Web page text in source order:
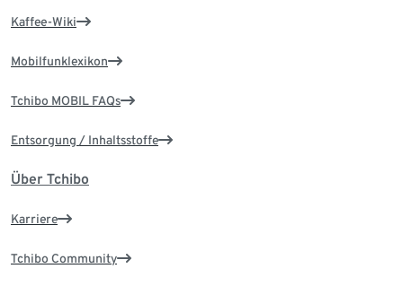
Kaffee-Wiki
Mobilfunklexikon
Tchibo MOBIL FAQs
Entsorgung / Inhaltsstoffe
Über Tchibo
Karriere
Tchibo Community